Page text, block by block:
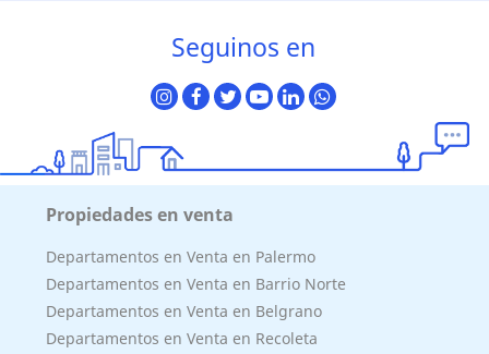
Superficie Terreno 953.00 M2
Superficie total del inmueble 953.00 M2
Cubierta: 0.00 M2
Semicubierta 0.00 M2
Seguinos en
Propiedades en venta
Departamentos en Venta en Palermo
Departamentos en Venta en Barrio Norte
Departamentos en Venta en Belgrano
Departamentos en Venta en Recoleta